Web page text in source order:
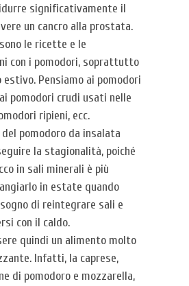
significativamente il
un cancro alla prostata.
le ricette e le
con i pomodori, soprattutto
estivo. Pensiamo ai pomodori
pomodori crudi usati nelle
ripieni, ecc.
del pomodoro da insalata
la stagionalità, poiché
in sali minerali è più
in estate quando
di reintegrare sali e
con il caldo.
quindi un alimento molto
Infatti, la caprese,
di pomodoro e mozzarella,